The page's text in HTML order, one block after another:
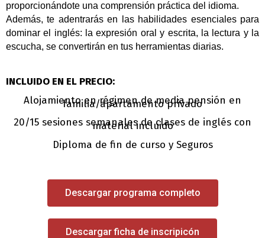
proporcionándote una comprensión práctica del idioma.
Además, te adentrarás en las habilidades esenciales para
dominar el inglés: la expresión oral y escrita, la lectura y la
escucha, se convertirán en tus herramientas diarias.
INCLUIDO EN EL PRECIO:
Alojamiento en régimen de media pensión en
familia/apartamento privado
20/15 sesiones semanales de clases de inglés con
material incluido
Diploma de fin de curso y Seguros
Descargar programa completo
Descargar ficha de inscripicón